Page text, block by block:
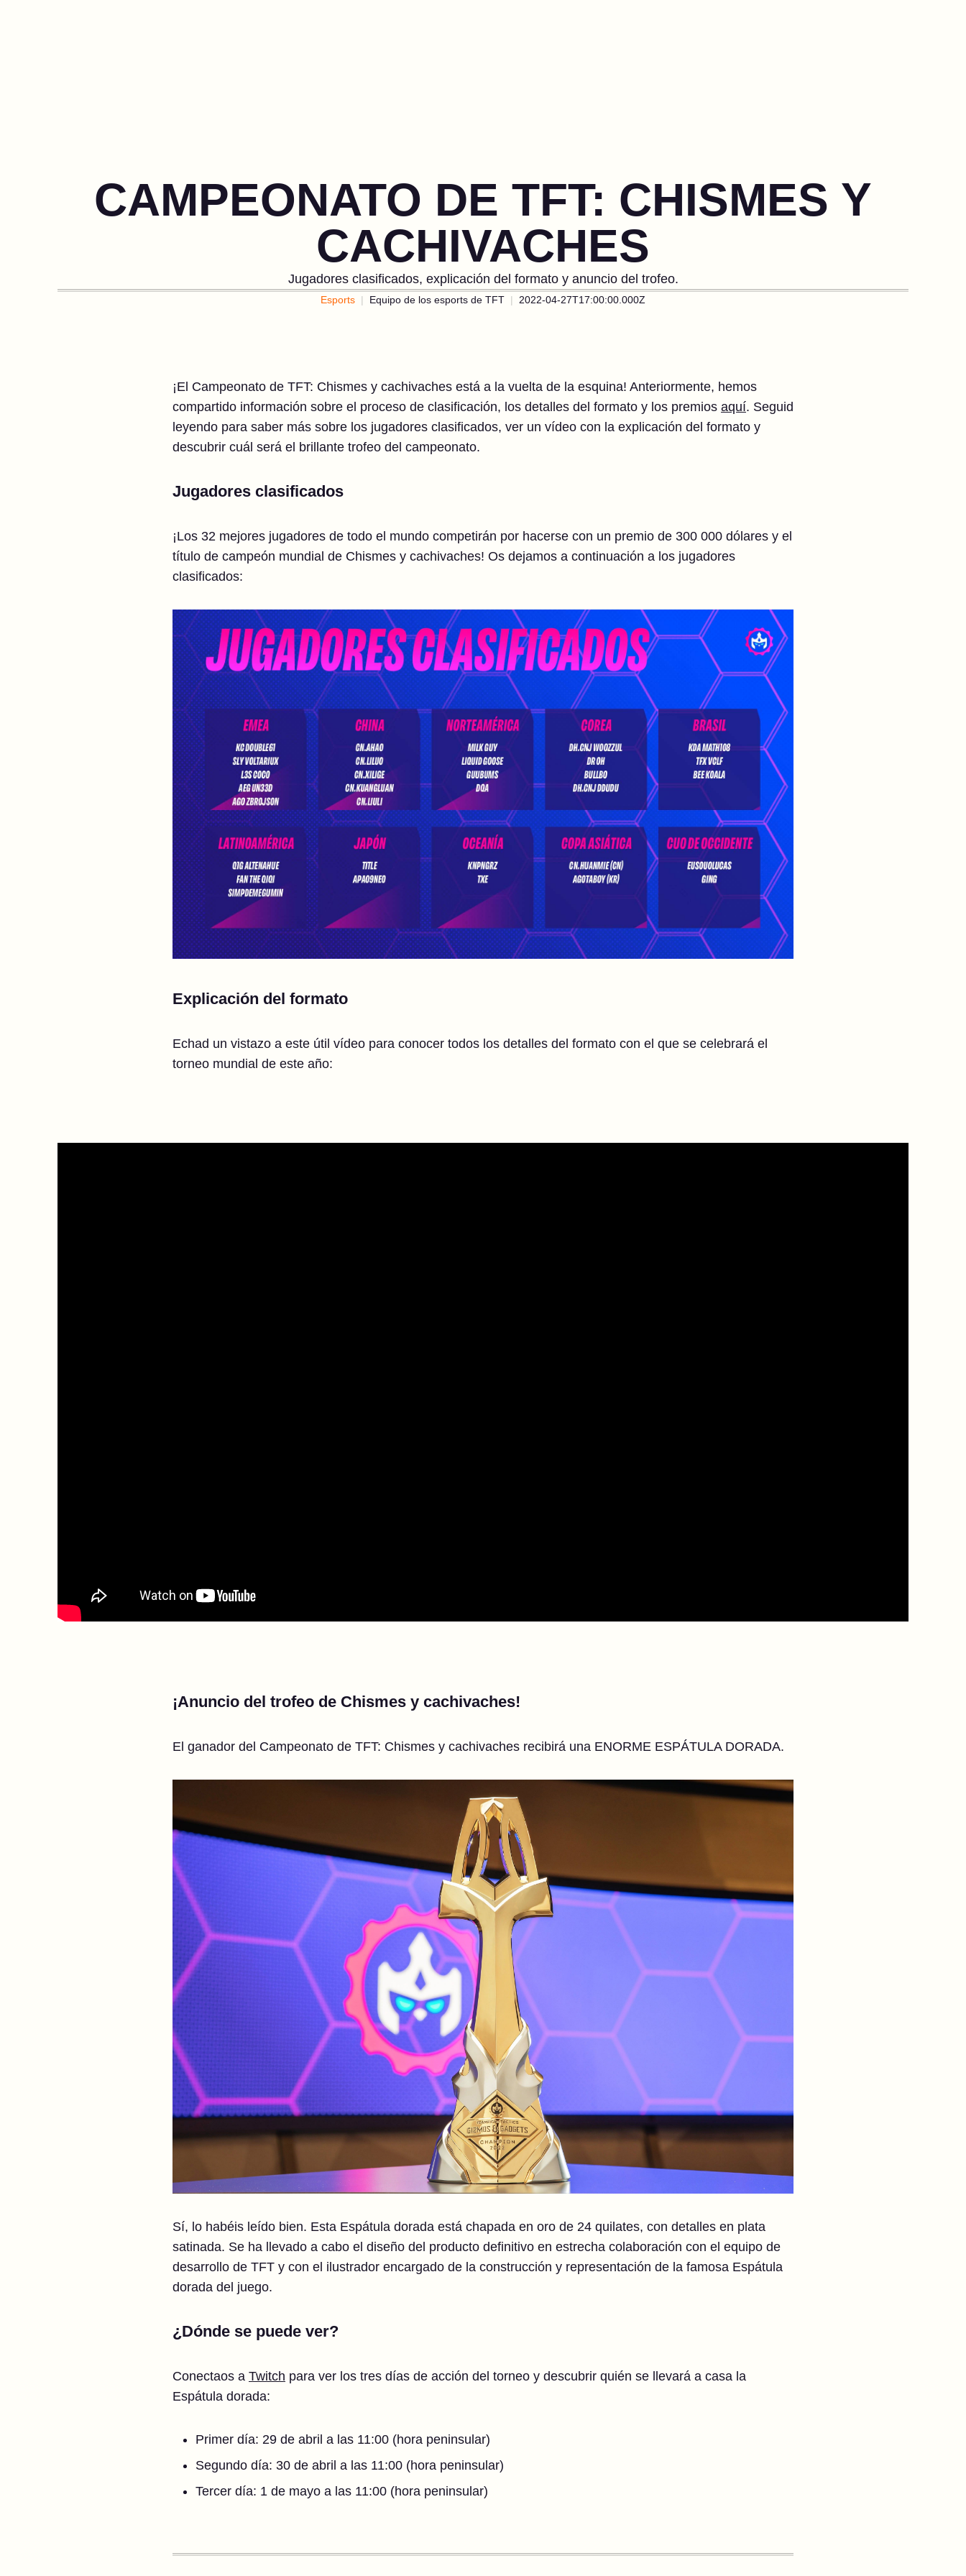
CAMPEONATO DE TFT: CHISMES Y
CACHIVACHES
Jugadores clasificados, explicación del formato y anuncio del trofeo.
Esports Equipo de los esports de TFT 2022-04-27T17:00:00.000Z
¡El Campeonato de TFT: Chismes y cachivaches está a la vuelta de la esquina! Anteriormente, hemos
compartido información sobre el proceso de clasificación, los detalles del formato y los premios aquí. Seguid
leyendo para saber más sobre los jugadores clasificados, ver un vídeo con la explicación del formato y
descubrir cuál será el brillante trofeo del campeonato.
Jugadores clasificados
¡Los 32 mejores jugadores de todo el mundo competirán por hacerse con un premio de 300 000 dólares y el
título de campeón mundial de Chismes y cachivaches! Os dejamos a continuación a los jugadores
clasificados:
Explicación del formato
Echad un vistazo a este útil vídeo para conocer todos los detalles del formato con el que se celebrará el
torneo mundial de este año:
¡Anuncio del trofeo de Chismes y cachivaches!
El ganador del Campeonato de TFT: Chismes y cachivaches recibirá una ENORME ESPÁTULA DORADA.
Sí, lo habéis leído bien. Esta Espátula dorada está chapada en oro de 24 quilates, con detalles en plata
satinada. Se ha llevado a cabo el diseño del producto definitivo en estrecha colaboración con el equipo de
desarrollo de TFT y con el ilustrador encargado de la construcción y representación de la famosa Espátula
dorada del juego.
¿Dónde se puede ver?
Conectaos a Twitch para ver los tres días de acción del torneo y descubrir quién se llevará a casa la
Espátula dorada:
Primer día: 29 de abril a las 11:00 (hora peninsular)
Segundo día: 30 de abril a las 11:00 (hora peninsular)
Tercer día: 1 de mayo a las 11:00 (hora peninsular)